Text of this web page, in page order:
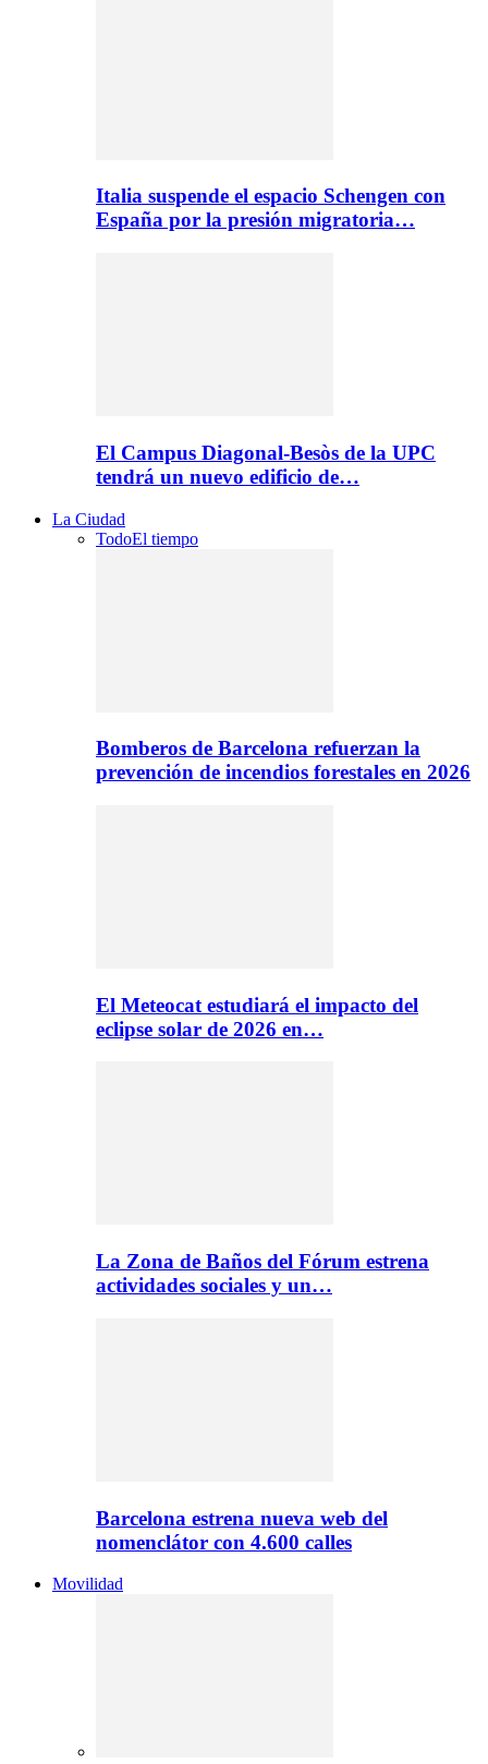
Italia suspende el espacio Schengen con
España por la presión migratoria…
El Campus Diagonal-Besòs de la UPC
tendrá un nuevo edificio de…
La Ciudad
TodoEl tiempo
Bomberos de Barcelona refuerzan la
prevención de incendios forestales en 2026
El Meteocat estudiará el impacto del
eclipse solar de 2026 en…
La Zona de Baños del Fórum estrena
actividades sociales y un…
Barcelona estrena nueva web del
nomenclátor con 4.600 calles
Movilidad